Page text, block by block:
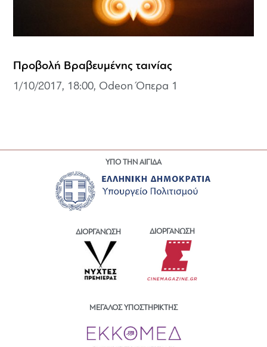
Προβολή Βραβευμένης ταινίας
1/10/2017, 18:00, Odeon Όπερα 1
ΥΠΟ ΤΗΝ ΑΙΓΙΔΑ
ΔΙΟΡΓΑΝΩΣΗ ΔΙΟΡΓΑΝΩΣΗ
ΜΕΓΑΛΟΣ ΥΠΟΣΤΗΡΙΚΤΗΣ